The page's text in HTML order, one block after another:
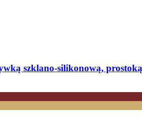
szklano-​silikonową,